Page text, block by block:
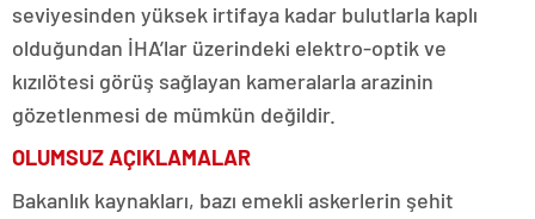
seviyesinden yüksek irtifaya kadar bulutlarla kaplı
olduğundan İHA’lar üzerindeki elektro-optik ve
kızılötesi görüş sağlayan kameralarla arazinin
gözetlenmesi de mümkün değildir.
OLUMSUZ AÇIKLAMALAR
Bakanlık kaynakları, bazı emekli askerlerin şehit